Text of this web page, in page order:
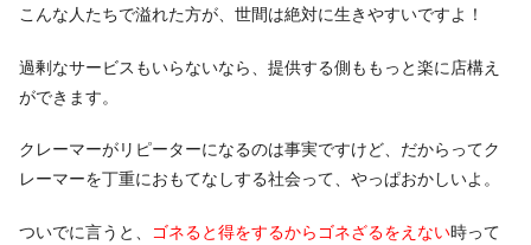
こんな人たちで溢れた方が、世間は絶対に生きやすいですよ！
過剰なサービスもいらないなら、提供する側ももっと楽に店構え
ができます。
クレーマーがリピーターになるのは事実ですけど、だからってク
レーマーを丁重におもてなしする社会って、やっぱおかしいよ。
ついでに言うと、 ゴネると得をするからゴネざるをえない時って